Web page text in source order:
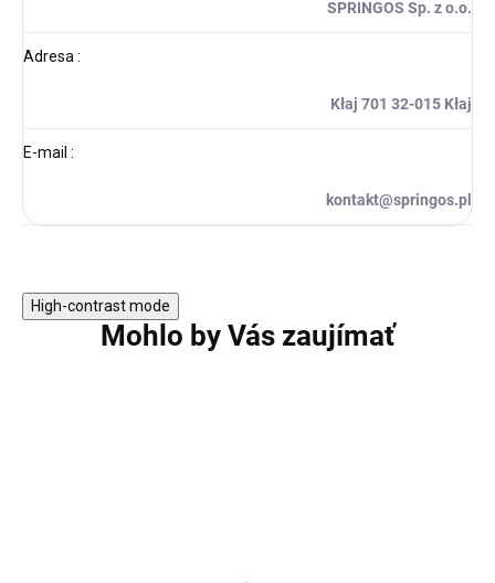
SPRINGOS Sp. z o.o.
Adresa :
Kłaj 701 32-015 Kłaj
E-mail :
kontakt@springos.pl
High-contrast mode
Mohlo by Vás zaujímať